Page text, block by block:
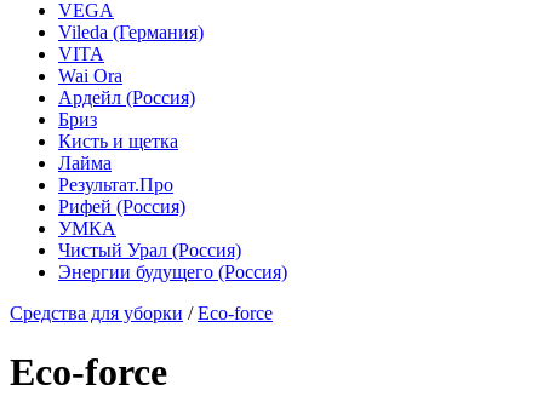
VEGA
Vileda (Германия)
VITA
Wai Ora
Ардейл (Россия)
Бриз
Кисть и щетка
Лайма
Результат.Про
Рифей (Россия)
УМКА
Чистый Урал (Россия)
Энергии будущего (Россия)
Средства для уборки /Eco-force
Eco-force